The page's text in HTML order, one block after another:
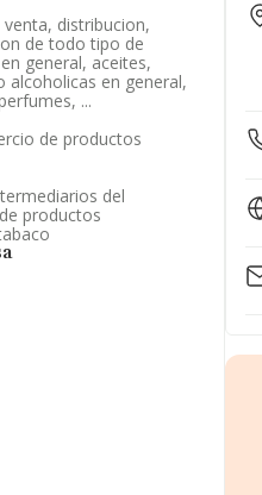
distribucion,
de todo tipo de
general, aceites,
alcoholicas en general,
...
de productos
del
productos